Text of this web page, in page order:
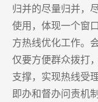
归并的尽量归并，
使用，体现一个窗
方热线优化工作。
仅要方便群众拨打
支撑，实现热线受
即办和督办问责机